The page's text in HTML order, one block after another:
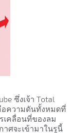
ซึ่งเจ้า Total
อความดันทั้งหมดที่
เคลื่อนที่ของลม
ศจะเข้ามาในรูนี้